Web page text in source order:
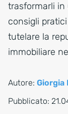
trasformarli in
consigli
tutelare la
immobiliare
Autore: Giorgia
Pubblicato: